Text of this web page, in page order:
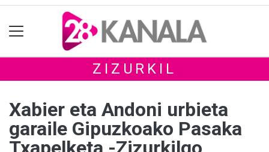
ZIZURKIL
Xabier eta Andoni urbieta
garaile Gipuzkoako Pasaka